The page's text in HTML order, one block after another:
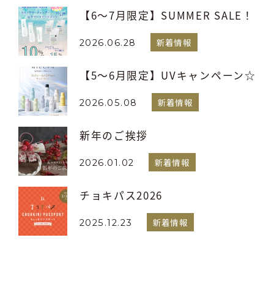
【6～7月限定】SUMMER SALE！
2026.06.28 新着情報
【5～6月限定】UVキャンペーン☆
2026.05.08 新着情報
新年のご挨拶
2026.01.02 新着情報
チョキパス2026
2025.12.23 新着情報